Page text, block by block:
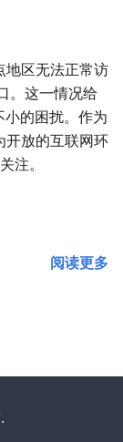
地区无法正常访
。这一情况给
的困扰。作为
开放的互联网环
注。
阅读更多